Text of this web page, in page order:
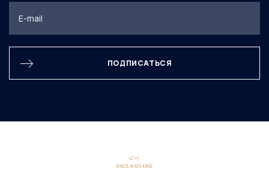
ПОДПИСАТЬСЯ